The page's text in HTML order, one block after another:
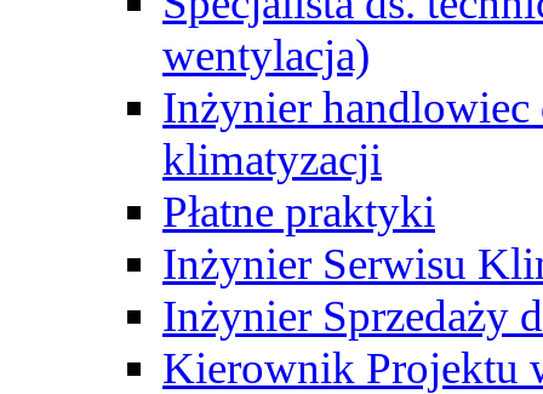
wentylacja)
Inżynier handlowiec
klimatyzacji
Płatne praktyki
Inżynier Serwisu
Inżynier Sprzedaży
Kierownik Projektu